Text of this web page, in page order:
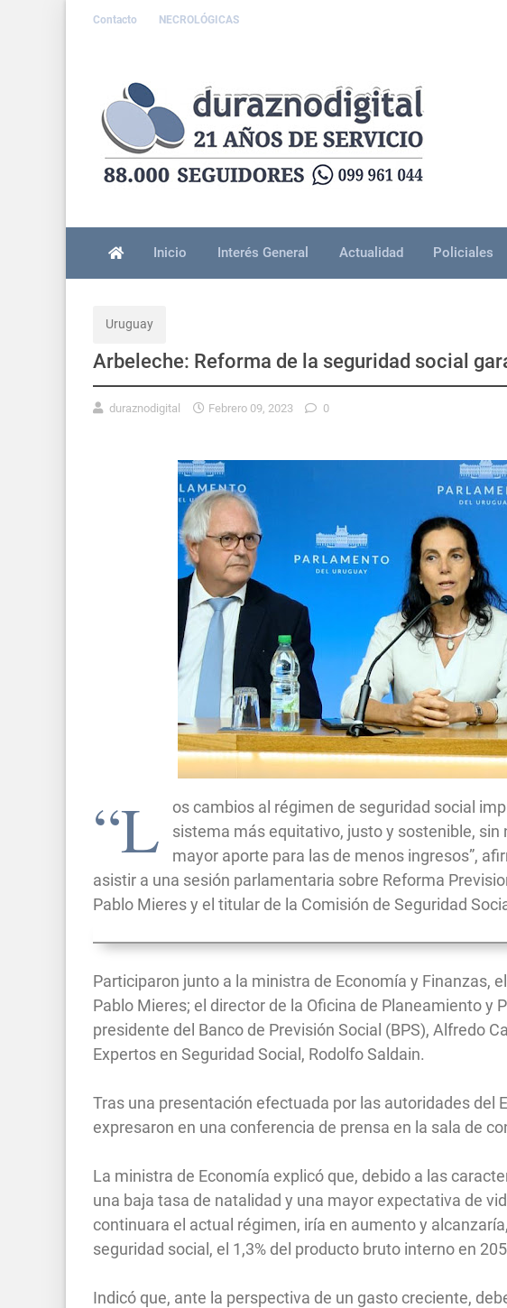
Contacto NECROLÓGICAS
Inicio Interés General Actualidad Policiales
Uruguay
Arbeleche: Reforma de la seguridad social
duraznodigital Febrero 09, 2023 0
“L
os cambios al régimen de seguridad social
sistema más equitativo, justo y sostenible, sin
mayor aporte para las de menos ingresos”,
asistir a una sesión parlamentaria sobre Reforma
Pablo Mieres y el titular de la Comisión de Seguridad
Participaron junto a la ministra de Economía y Finanzas,
Pablo Mieres; el director de la Oficina de Planeamiento y
presidente del Banco de Previsión Social (BPS), Alfredo
Expertos en Seguridad Social, Rodolfo Saldain.
Tras una presentación efectuada por las autoridades del
expresaron en una conferencia de prensa en la sala de
La ministra de Economía explicó que, debido a las
una baja tasa de natalidad y una mayor expectativa de
continuara el actual régimen, iría en aumento y
seguridad social, el 1,3% del producto bruto interno en
Indicó que, ante la perspectiva de un gasto creciente,